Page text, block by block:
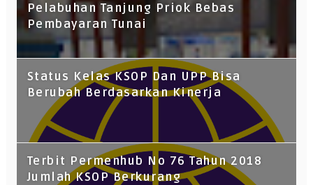
Pelabuhan Tanjung Priok Bebas
Pembayaran Tunai
Status Kelas KSOP Dan UPP Bisa
Berubah Berdasarkan Kinerja
Terbit Permenhub No 76 Tahun 2018
Jumlah KSOP Berkurang